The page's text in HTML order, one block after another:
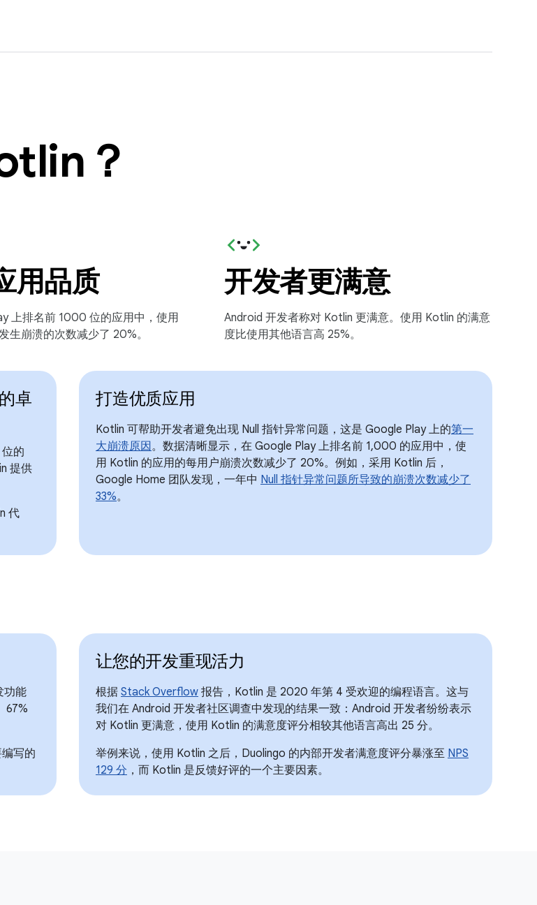
？
用品质
上排名前 1000 位的应用中，使用
生崩溃的次数减少了 20%。
开发者更满意
Android 开发者称对 Kotlin 更满意。使用 Kotlin 的满意
度比使用其他语言高 25%。
卓
的
提供
代
打造优质应用
Kotlin 可帮助开发者避免出现 Null 指针异常问题，这是 Google Play 上的第一
大崩溃原因 。数据清晰显示，在 Google Play 上排名前 1,000 的应用中，使
用 Kotlin 的应用的每用户崩溃次数减少了 20%。例如，采用 Kotlin 后，
Google Home 团队发现，一年中 Null 指针异常问题所导致的崩溃次数减少了
33%。
功能
67%
写的
让您的开发重现活力
根据 Stack Overflow 报告，Kotlin 是 2020 年第 4 受欢迎的编程语言。这与
我们在 Android 开发者社区调查中发现的结果一致：Android 开发者纷纷表示
对 Kotlin 更满意，使用 Kotlin 的满意度评分相较其他语言高出 25 分。
举例来说，使用 Kotlin 之后，Duolingo 的内部开发者满意度评分暴涨至 NPS
129 分 ，而 Kotlin 是反馈好评的一个主要因素。